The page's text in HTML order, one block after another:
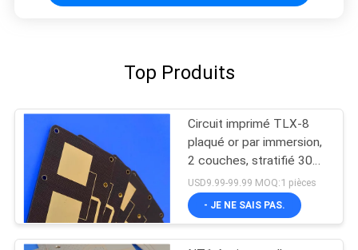
Top Produits
Circuit imprimé TLX-8
plaqué or par immersion,
2 couches, stratifié 30mil
pour circuits RF
USD9.99-99.99 MOQ:1 pièces
- JE NE SAIS PAS.